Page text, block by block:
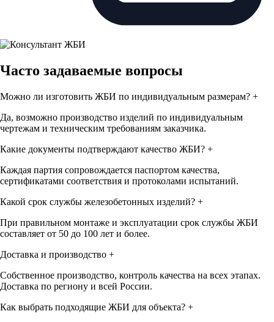
Часто задаваемые вопросы
Можно ли изготовить ЖБИ по индивидуальным размерам? +
Да, возможно производство изделий по индивидуальным
чертежам и техническим требованиям заказчика.
Какие документы подтверждают качество ЖБИ? +
Каждая партия сопровождается паспортом качества,
сертификатами соответствия и протоколами испытаний.
Какой срок службы железобетонных изделий? +
При правильном монтаже и эксплуатации срок службы ЖБИ
составляет от 50 до 100 лет и более.
Доставка и производство +
Собственное производство, контроль качества на всех этапах.
Доставка по региону и всей России.
Как выбрать подходящие ЖБИ для объекта? +